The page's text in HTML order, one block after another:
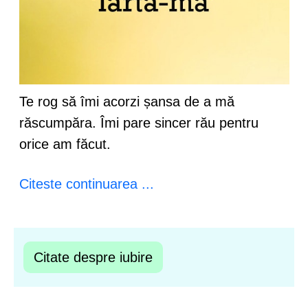
Te rog să îmi acorzi șansa de a mă
răscumpăra. Îmi pare sincer rău pentru
orice am făcut.
Citeste continuarea ...
Citate despre iubire